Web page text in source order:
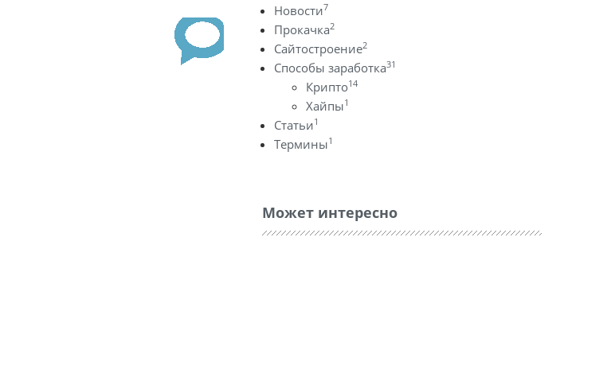
Новости7
Прокачка2
Сайтостроение2
Способы заработка31
Крипто14
Хайпы1
Статьи1
Термины1
Может интересно